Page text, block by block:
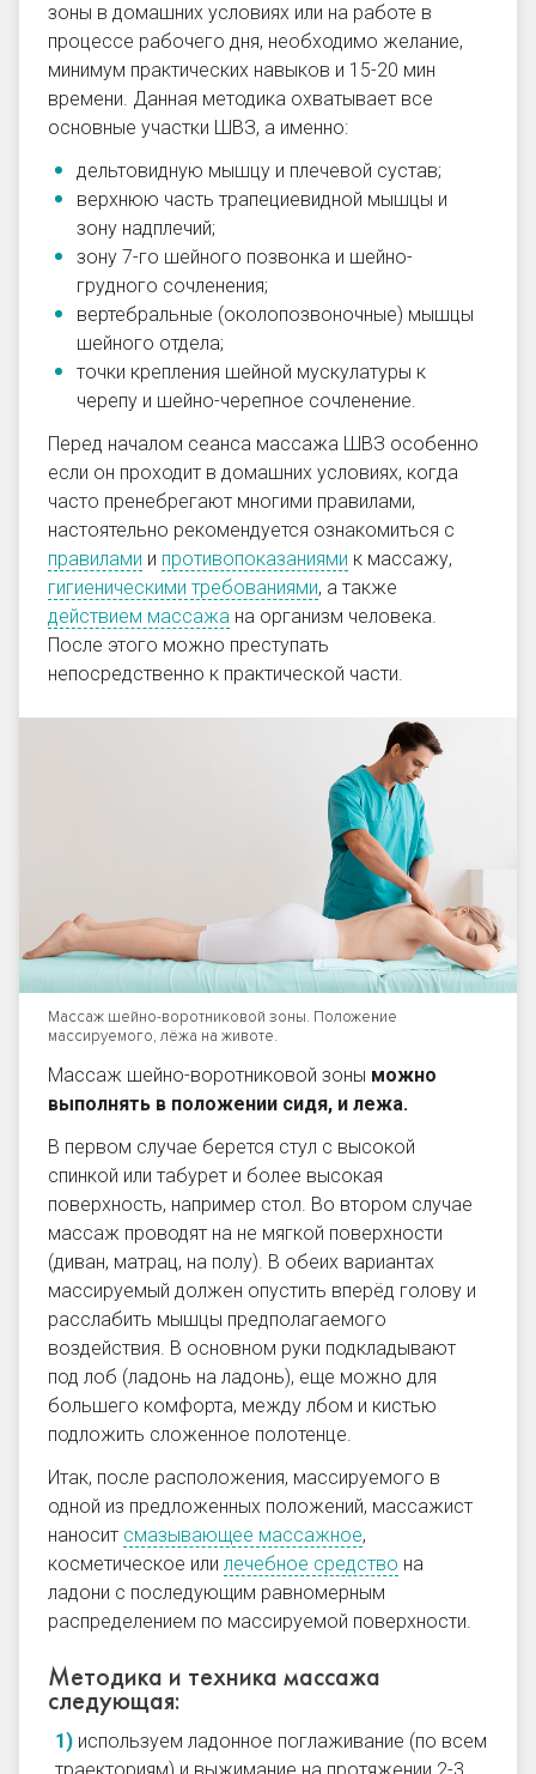
зоны в домашних условиях или на работе в
процессе рабочего дня, необходимо желание,
минимум практических навыков и 15-20 мин
времени. Данная методика охватывает все
основные участки ШВЗ, а именно:
дельтовидную мышцу и плечевой сустав;
верхнюю часть трапециевидной мышцы и
зону надплечий;
зону 7-го шейного позвонка и шейно-
грудного сочленения;
вертебральные (околопозвоночные) мышцы
шейного отдела;
точки крепления шейной мускулатуры к
черепу и шейно-черепное сочленение.
Перед началом сеанса массажа ШВЗ особенно
если он проходит в домашних условиях, когда
часто пренебрегают многими правилами,
настоятельно рекомендуется ознакомиться с
правилами и противопоказаниями к массажу,
гигиеническими требованиями, а также
действием массажа на организм человека.
После этого можно преступать
непосредственно к практической части.
Массаж шейно-воротниковой зоны. Положение
массируемого, лёжа на животе.
Массаж шейно-воротниковой зоны можно
выполнять в положении сидя, и лежа.
В первом случае берется стул с высокой
спинкой или табурет и более высокая
поверхность, например стол. Во втором случае
массаж проводят на не мягкой поверхности
(диван, матрац, на полу). В обеих вариантах
массируемый должен опустить вперёд голову и
расслабить мышцы предполагаемого
воздействия. В основном руки подкладывают
под лоб (ладонь на ладонь), еще можно для
большего комфорта, между лбом и кистью
подложить сложенное полотенце.
Итак, после расположения, массируемого в
одной из предложенных положений, массажист
наносит смазывающее массажное,
косметическое или лечебное средство на
ладони с последующим равномерным
распределением по массируемой поверхности.
Методика и техника массажа
следующая:
используем ладонное поглаживание (по всем